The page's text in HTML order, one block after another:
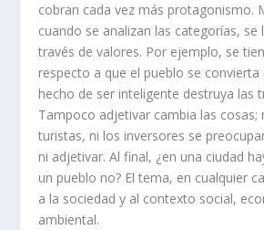
cobran cada vez más protagonismo.
cuando se analizan las categorías, se
través de valores. Por ejemplo, se
respecto a que el pueblo se convierta
hecho de ser inteligente destruya las
Tampoco adjetivar cambia las cosas;
turistas, ni los inversores se
ni adjetivar. Al final, ¿en una ciudad
un pueblo no? El tema, en cualquier
a la sociedad y al contexto social,
ambiental.